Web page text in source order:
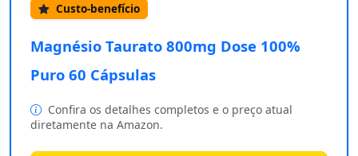
Custo-benefício
Magnésio Taurato 800mg Dose 100%
Puro 60 Cápsulas
Confira os detalhes completos e o preço atual
diretamente na Amazon.